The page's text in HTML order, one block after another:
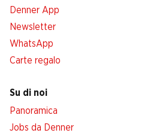
Denner App
Newsletter
WhatsApp
Carte regalo
Su di noi
Panoramica
Jobs da Denner